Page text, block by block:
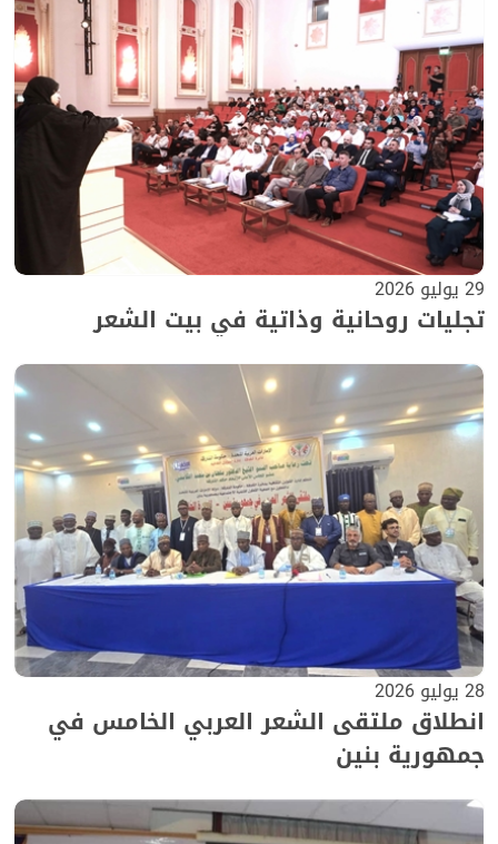
29 يوليو 2026
تجليات روحانية وذاتية في بيت الشعر
28 يوليو 2026
انطلاق ملتقى الشعر العربي الخامس في
جمهورية بنين